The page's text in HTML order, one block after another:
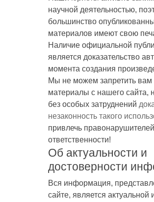
научной деятельностью,
большинство
материалов имеют свою
Наличие официальной
является доказательство
момента создания
Мы не можем запретить вам
материалы с нашего
без особых затруднений
незаконность такого
привлечь правонарушителей
ответственности!
Об актуальности и
достоверности
Вся информация,
сайте, является актуальной